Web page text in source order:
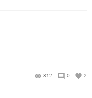
812 0 2